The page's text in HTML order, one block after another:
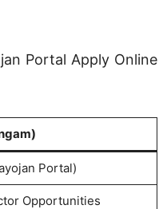
Portal Apply Online
Portal)
Opportunities